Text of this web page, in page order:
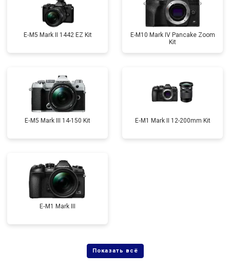
E‑M5 Mark II 1442 EZ Kit
E-M10 Mark IV Pancake Zoom
Kit
E‑M5 Mark III 14-150 Kit E‑M1 Mark II 12-200mm Kit
E‑M1 Mark III